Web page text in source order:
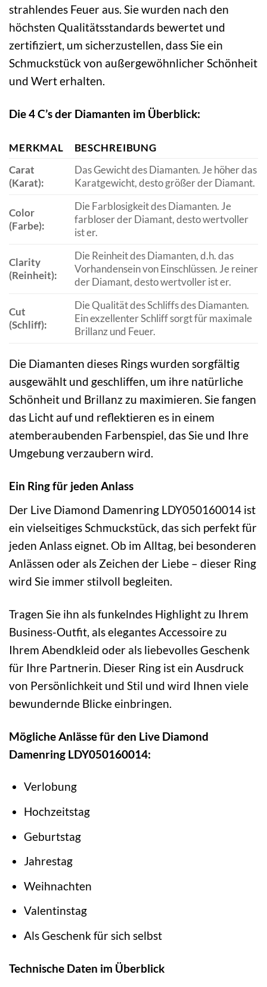
strahlendes Feuer aus. Sie wurden nach den
höchsten Qualitätsstandards bewertet und
zertifiziert, um sicherzustellen, dass Sie ein
Schmuckstück von außergewöhnlicher Schönheit
und Wert erhalten.
Die 4 C’s der Diamanten im Überblick:
MERKMAL
BESCHREIBUNG
Carat
(Karat):
Das Gewicht des Diamanten. Je höher das
Karatgewicht, desto größer der Diamant.
Color
(Farbe):
Die Farblosigkeit des Diamanten. Je
farbloser der Diamant, desto wertvoller
ist er.
Clarity
(Reinheit):
Die Reinheit des Diamanten, d.h. das
Vorhandensein von Einschlüssen. Je reiner
der Diamant, desto wertvoller ist er.
Cut
(Schliff):
Die Qualität des Schliffs des Diamanten.
Ein exzellenter Schliff sorgt für maximale
Brillanz und Feuer.
Die Diamanten dieses Rings wurden sorgfältig
ausgewählt und geschliffen, um ihre natürliche
Schönheit und Brillanz zu maximieren. Sie fangen
das Licht auf und reflektieren es in einem
atemberaubenden Farbenspiel, das Sie und Ihre
Umgebung verzaubern wird.
Ein Ring für jeden Anlass
Der Live Diamond Damenring LDY050160014 ist
ein vielseitiges Schmuckstück, das sich perfekt für
jeden Anlass eignet. Ob im Alltag, bei besonderen
Anlässen oder als Zeichen der Liebe – dieser Ring
wird Sie immer stilvoll begleiten.
Tragen Sie ihn als funkelndes Highlight zu Ihrem
Business-Outfit, als elegantes Accessoire zu
Ihrem Abendkleid oder als liebevolles Geschenk
für Ihre Partnerin. Dieser Ring ist ein Ausdruck
von Persönlichkeit und Stil und wird Ihnen viele
bewundernde Blicke einbringen.
Mögliche Anlässe für den Live Diamond
Damenring LDY050160014:
Verlobung
Hochzeitstag
Geburtstag
Jahrestag
Weihnachten
Valentinstag
Als Geschenk für sich selbst
Technische Daten im Überblick